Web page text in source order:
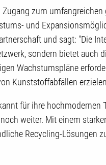
zum
und
und sagt: "Die
sondern bietet auch
Wachstumspläne
Kunststoffabfällen
für ihre
weiter. Mit einem
Recycling-Lösungen